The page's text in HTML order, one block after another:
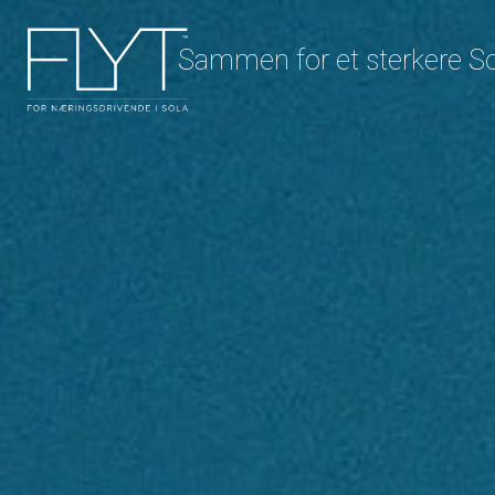
Sammen for et sterkere